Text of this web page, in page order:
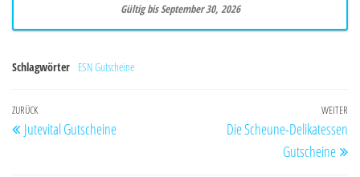
Gültig bis September 30, 2026
Schlagwörter ESN Gutscheine
Beitragsnavigation
Vorheriger
Beitrag
ZURÜCK
Jutevital Gutscheine
WEITER
Die Scheune-Delikatessen
Gutscheine